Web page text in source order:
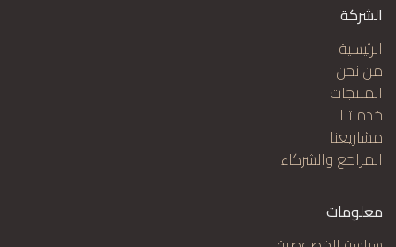
الشركة
الرئيسية
من نحن
المنتجات
خدماتنا
مشاريعنا
المراجع والشركاء
معلومات